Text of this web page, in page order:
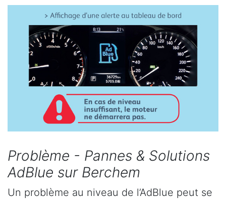
Problème - Pannes & Solutions
AdBlue sur Berchem
Un problème au niveau de l’AdBlue peut se